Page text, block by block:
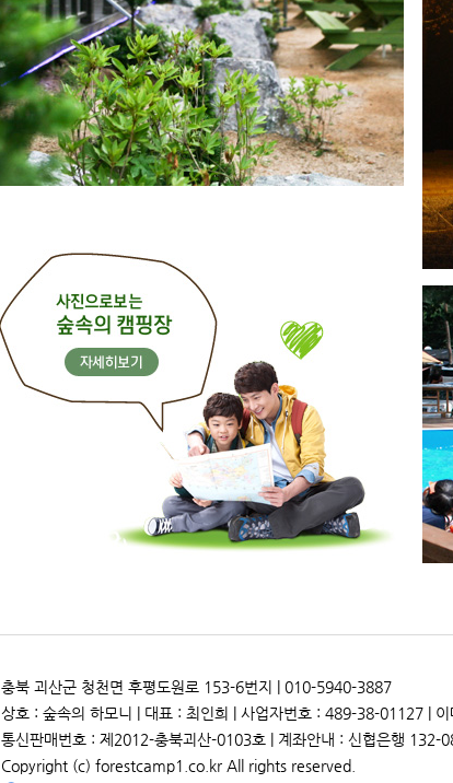
충북 괴산군 청천면 후평도원로 153-6번지 | 010-5940-3887
상호 : 숲속의 하모니 | 대표 : 최인희 | 사업자번호 : 489-38-01127 |
통신판매번호 : 제2012-충북괴산-0103호 | 계좌안내 : 신협은행 132-
Copyright (c) forestcamp1.co.kr All rights reserved.